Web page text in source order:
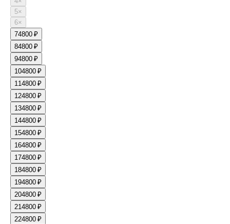
5×
6×
74800 ₽
84800 ₽
94800 ₽
104800 ₽
114800 ₽
124800 ₽
134800 ₽
144800 ₽
154800 ₽
164800 ₽
174800 ₽
184800 ₽
194800 ₽
204800 ₽
214800 ₽
224800 ₽